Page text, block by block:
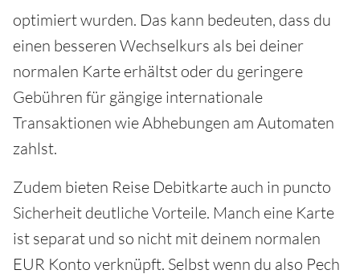
optimiert wurden. Das kann bedeuten, dass du
einen besseren Wechselkurs als bei deiner
normalen Karte erhältst oder du geringere
Gebühren für gängige internationale
Transaktionen wie Abhebungen am Automaten
zahlst.
Zudem bieten Reise Debitkarte auch in puncto
Sicherheit deutliche Vorteile. Manch eine Karte
ist separat und so nicht mit deinem normalen
EUR Konto verknüpft. Selbst wenn du also Pech